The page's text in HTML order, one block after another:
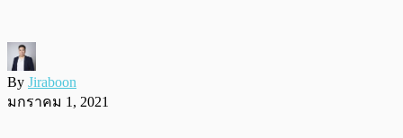
By Jiraboon
มกราคม 1, 2021